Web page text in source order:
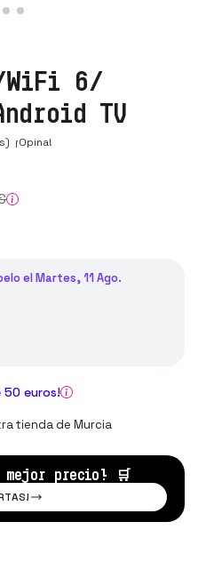
WiFi 6/
TV
¡Opina!
el Martes, 11 Ago.
50 euros!
tienda de Murcia
mejor precio! 🛒